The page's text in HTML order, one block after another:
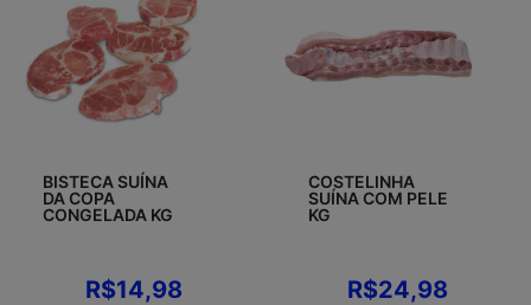
BISTECA SUÍNA
DA COPA
CONGELADA KG
R$14,98
COSTELINHA
SUÍNA COM PELE
KG
R$24,98